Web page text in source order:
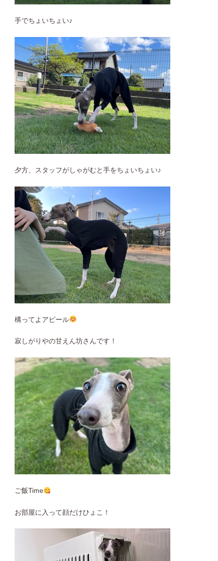
手でちょいちょい♪
夕方、スタッフがしゃがむと手をちょいちょい♪
構ってよアピール
寂しがりやの甘えん坊さんです！
ご飯Time
お部屋に入って顔だけひょこ！